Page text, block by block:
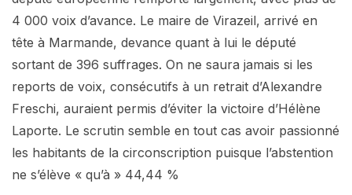
4 000 voix d’avance. Le maire de Virazeil, arrivé en
tête à Marmande, devance quant à lui le député
sortant de 396 suffrages. On ne saura jamais si les
reports de voix, consécutifs à un retrait d’Alexandre
Freschi, auraient permis d’éviter la victoire d’Hélène
Laporte. Le scrutin semble en tout cas avoir passionné
les habitants de la circonscription puisque l’abstention
ne s’élève « qu’à » 44,44 %